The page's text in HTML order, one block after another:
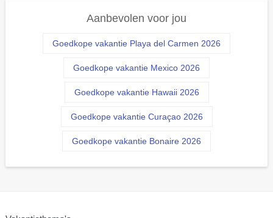
Aanbevolen voor jou
Goedkope vakantie Playa del Carmen 2026
Goedkope vakantie Mexico 2026
Goedkope vakantie Hawaii 2026
Goedkope vakantie Curaçao 2026
Goedkope vakantie Bonaire 2026